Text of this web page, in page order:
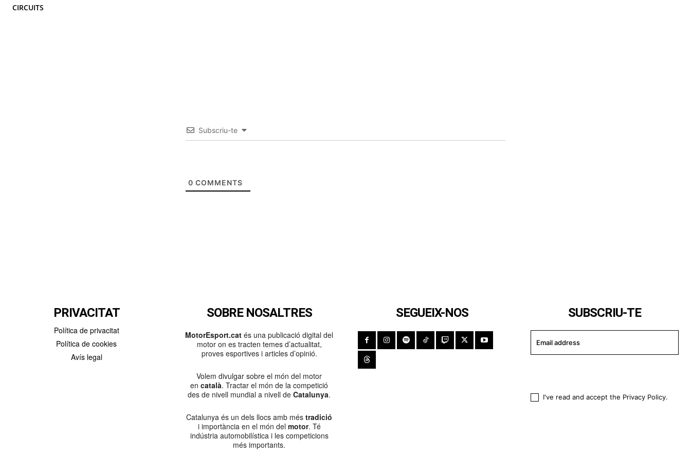
CIRCUITS
Subscriu-te
0 COMMENTS
PRIVACITAT
Política de privacitat
Política de cookies
Avís legal
SOBRE NOSALTRES
MotorEsport.cat és una publicació digital del
motor on es tracten temes d’actualitat,
proves esportives i articles d’opinió.
Volem divulgar sobre el món del motor
en català. Tractar el món de la competició
des de nivell mundial a nivell de Catalunya.
Catalunya és un dels llocs amb més tradició
i importància en el món del motor. Té
indústria automobilística i les competicions
més importants.
SEGUEIX-NOS SUBSCRIU-TE
I've read and accept the Privacy Policy.